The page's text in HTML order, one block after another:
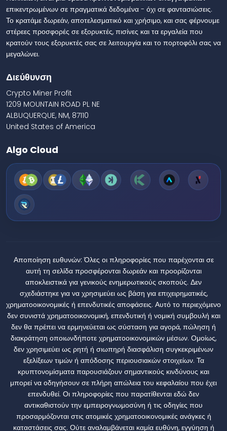
επικεντρωμένων σε πραγματικά δεδομένα - όχι σε φαντασιώσεις.
Το κρατάμε δωρεάν, αποτελεσματικό και χρήσιμο, και σας φέρνουμε
στέρεες προσφορές σε εξορυκτές, πισίνες και τα εργαλεία που
κρατούν τους εξορυκτές σας σε λειτουργία και το πορτοφόλι σας να
μεγαλώνει.
Διεύθυνση
Crypto Miner Profit
1209 MOUNTAIN ROAD PL NE
ALBUQUERQUE, NM, 87110
United States of America
Algo Cloud
Αποποίηση ευθυνών: Όλες οι πληροφορίες που παρέχονται σε
αυτή τη σελίδα προσφέρονται δωρεάν και προορίζονται
αποκλειστικά για γενικούς ενημερωτικούς σκοπούς. Δεν
σχεδιάστηκε για να χρησιμεύει ως βάση για επιχειρηματικές,
χρηματοοικονομικές ή επενδυτικές αποφάσεις. Αυτό το περιεχόμενο
δεν συνιστά χρηματοοικονομική, επενδυτική ή νομική συμβουλή και
δεν θα πρέπει να ερμηνεύεται ως σύσταση για αγορά, πώληση ή
διακράτηση οποιωνδήποτε χρηματοοικονομικών μέσων. Ομοίως,
δεν χρησιμεύει ως ρητή ή σιωπηρή διασφάλιση συγκεκριμένων
εξελίξεων τιμών ή απόδοσης περιουσιακών στοιχείων. Τα
κρυπτονομίσματα παρουσιάζουν σημαντικούς κινδύνους και
μπορεί να οδηγήσουν σε πλήρη απώλεια του κεφαλαίου που έχει
επενδυθεί. Οι πληροφορίες που παρατίθενται εδώ δεν
αντικαθιστούν την εμπειρογνωμοσύνη ή τις οδηγίες που
προσαρμόζονται στις ατομικές χρηματοοικονομικές ανάγκες ή
καταστάσεις σας. Ούτε αναλαμβάνεται καμία ευθύνη, εγγύηση ή